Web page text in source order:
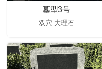
墓型3号
双穴 大理石